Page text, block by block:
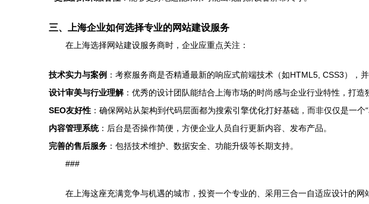
三、上海企业如何选择专业的网站建设服务
在上海选择网站建设服务商时，企业应重点关注：
技术实力与案例 ：考察服务商是否精通最新的响应式前端技术（如HTML5, CSS3），
设计审美与行业理解：优秀的设计团队能结合上海市场的时尚感与企业行业特性，打造
SEO友好性 ：确保网站从架构到代码层面都为搜索引擎优化打好基础，而非仅仅是一个“
内容管理系统：后台是否操作简便，方便企业人员自行更新内容、发布产品。
完善的售后服务 ：包括技术维护、数据安全、功能升级等长期支持。
###
在上海这座充满竞争与机遇的城市，投资一个专业的、采用三合一自适应设计的